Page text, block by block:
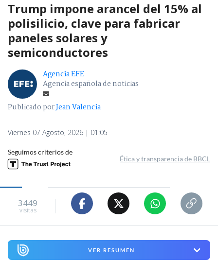
Trump impone arancel del 15% al
polisilicio, clave para fabricar
paneles solares y
semiconductores
Agencia EFE
Agencia española de noticias
Publicado porJean Valencia
Viernes 07 Agosto, 2026 | 01:05
Seguimos criterios de
Ética y transparencia de BBCL
3449
visitas
VER RESUMEN